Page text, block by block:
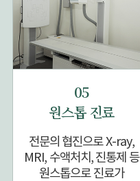
05
원스톱 진료
전문의 협진으로 X-ray,
MRI, 수액처치, 진통제 등
원스톱으로 진료가